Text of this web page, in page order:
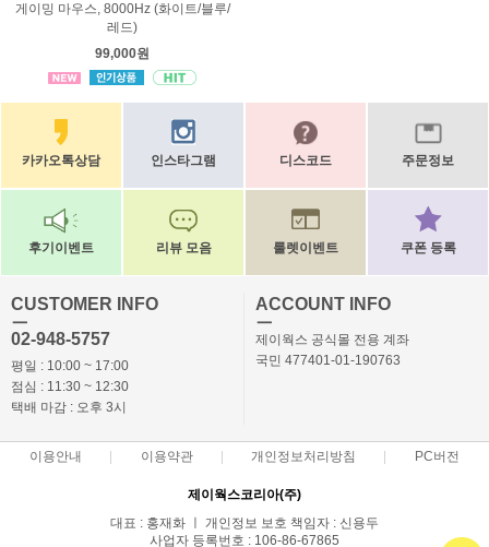
게이밍 마우스, 8000Hz (화이트/블루/
레드)
99,000원
카카오톡상담 인스타그램 디스코드 주문정보
후기이벤트 리뷰 모음 룰렛이벤트 쿠폰 등록
CUSTOMER INFO
ㅡ
02-948-5757
평일 : 10:00 ~ 17:00
점심 : 11:30 ~ 12:30
택배 마감 : 오후 3시
ACCOUNT INFO
ㅡ
제이웍스 공식몰 전용 계좌
국민 477401-01-190763
이용안내 이용약관 개인정보처리방침 PC버전
제이웍스코리아(주)
대표 : 홍재화 ㅣ 개인정보 보호 책임자 : 신용두
사업자 등록번호 : 106-86-67865